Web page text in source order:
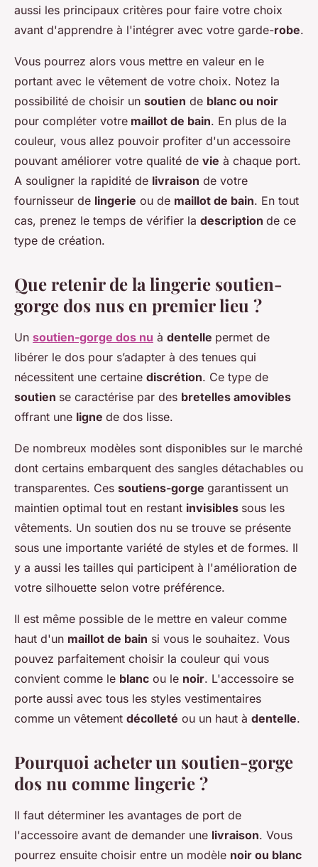
aussi les principaux critères pour faire votre choix
avant d'apprendre à l'intégrer avec votre garde-robe.
Vous pourrez alors vous mettre en valeur en le
portant avec le vêtement de votre choix. Notez la
possibilité de choisir un soutien de blanc ou noir
pour compléter votre maillot de bain. En plus de la
couleur, vous allez pouvoir profiter d'un accessoire
pouvant améliorer votre qualité de vie à chaque port.
A souligner la rapidité de livraison de votre
fournisseur de lingerie ou de maillot de bain. En tout
cas, prenez le temps de vérifier la description de ce
type de création.
Que retenir de la lingerie soutien-
gorge dos nus en premier lieu ?
Un soutien-gorge dos nu à dentelle permet de
libérer le dos pour s’adapter à des tenues qui
nécessitent une certaine discrétion. Ce type de
soutien se caractérise par des bretelles amovibles
offrant une ligne de dos lisse.
De nombreux modèles sont disponibles sur le marché
dont certains embarquent des sangles détachables ou
transparentes. Ces soutiens-gorge garantissent un
maintien optimal tout en restant invisibles sous les
vêtements. Un soutien dos nu se trouve se présente
sous une importante variété de styles et de formes. Il
y a aussi les tailles qui participent à l'amélioration de
votre silhouette selon votre préférence.
Il est même possible de le mettre en valeur comme
haut d'un maillot de bain si vous le souhaitez. Vous
pouvez parfaitement choisir la couleur qui vous
convient comme le blanc ou le noir. L'accessoire se
porte aussi avec tous les styles vestimentaires
comme un vêtement décolleté ou un haut à dentelle.
Pourquoi acheter un soutien-gorge
dos nu comme lingerie ?
Il faut déterminer les avantages de port de
l'accessoire avant de demander une livraison. Vous
pourrez ensuite choisir entre un modèle noir ou blanc